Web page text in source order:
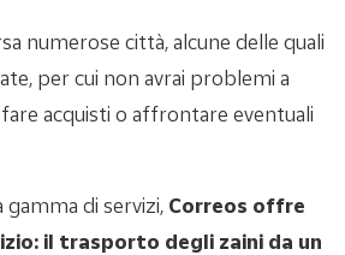
numerose città, alcune delle quali
per cui non avrai problemi a
acquisti o affrontare eventuali
gamma di servizi, Correos offre
il trasporto degli zaini da un